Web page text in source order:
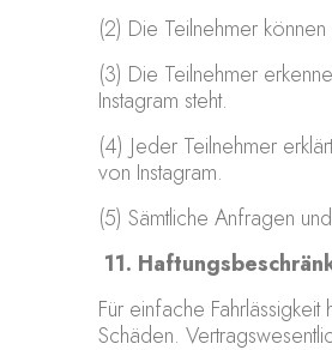
(2) Die Teilnehmer
(3) Die Teilnehmer
Instagram steht.
(4) Jeder Teilnehmer
von Instagram.
(5) Sämtliche Anfragen
11.
Für einfache
Schäden.